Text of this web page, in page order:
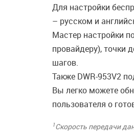
Для настройки
– русском и
Мастер настройки
провайдеру), точки
шагов.
Также DWR-953V2
Вы легко можете
пользователя о
1Скорость передачи